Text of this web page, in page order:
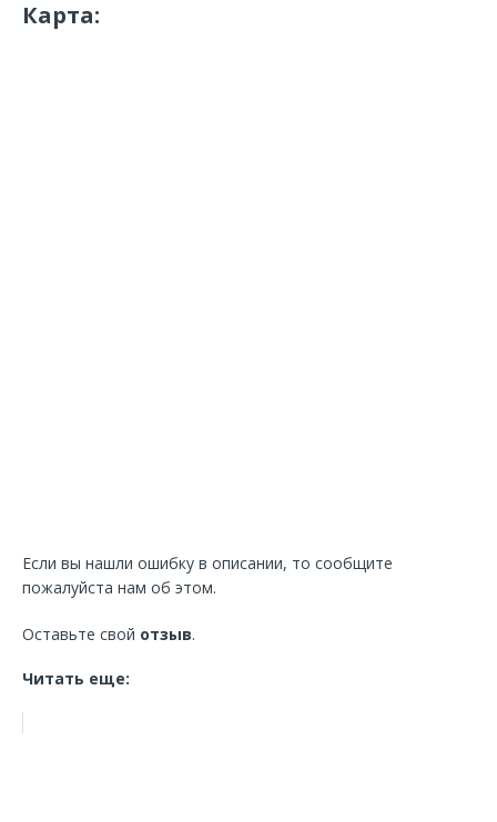
Карта:
Если вы нашли ошибку в описании, то сообщите
пожалуйста нам об этом.
Оставьте свой отзыв.
Читать еще: